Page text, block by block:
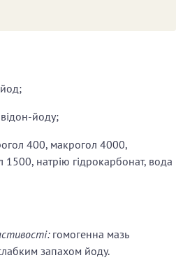
йоду;
400, макрогол 4000,
натрію гідрокарбонат, вода
гомогенна мазь
запахом йоду.